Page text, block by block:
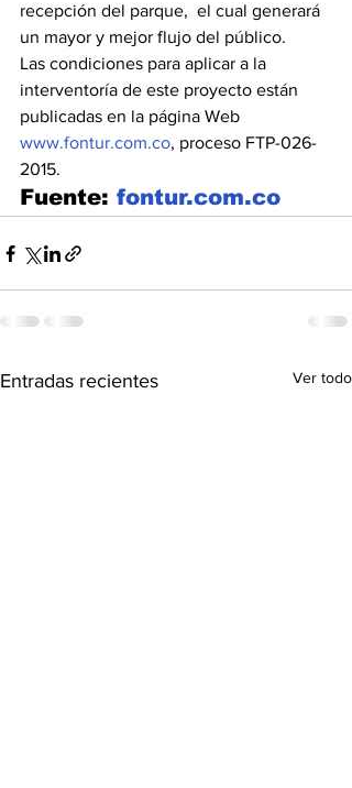
recepción del parque,  el cual generará
un mayor y mejor flujo del público.
Las condiciones para aplicar a la
interventoría de este proyecto están
publicadas en la página Web
www.fontur.com.co, proceso FTP-026-
2015.
Fuente: fontur.com.co
Entradas recientes Ver todo